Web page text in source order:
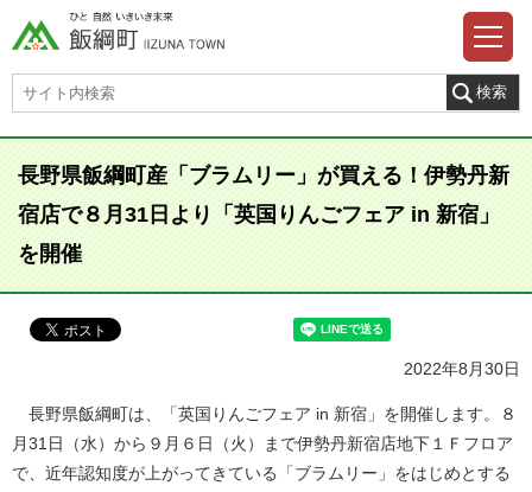
長野県飯綱町産「ブラムリー」が買える！伊勢丹新
宿店で８月31日より「英国りんごフェア in 新宿」
を開催
2022年8月30日
長野県飯綱町は、「英国りんごフェア in 新宿」を開催します。８
月31日（水）から９月６日（火）まで伊勢丹新宿店地下１Ｆフロア
で、近年認知度が上がってきている「ブラムリー」をはじめとする